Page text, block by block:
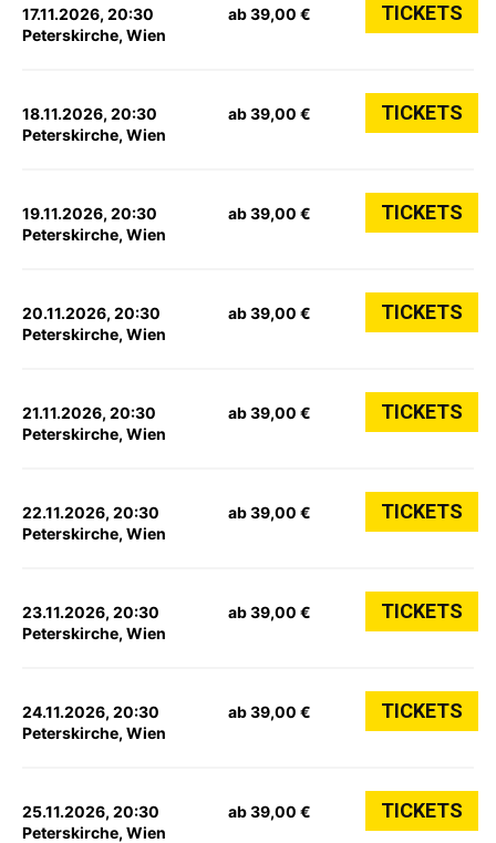
17.11.2026, 20:30
Peterskirche, Wien
ab 39,00 € TICKETS
18.11.2026, 20:30
Peterskirche, Wien
ab 39,00 € TICKETS
19.11.2026, 20:30
Peterskirche, Wien
ab 39,00 € TICKETS
20.11.2026, 20:30
Peterskirche, Wien
ab 39,00 € TICKETS
21.11.2026, 20:30
Peterskirche, Wien
ab 39,00 € TICKETS
22.11.2026, 20:30
Peterskirche, Wien
ab 39,00 € TICKETS
23.11.2026, 20:30
Peterskirche, Wien
ab 39,00 € TICKETS
24.11.2026, 20:30
Peterskirche, Wien
ab 39,00 € TICKETS
25.11.2026, 20:30
Peterskirche, Wien
ab 39,00 € TICKETS